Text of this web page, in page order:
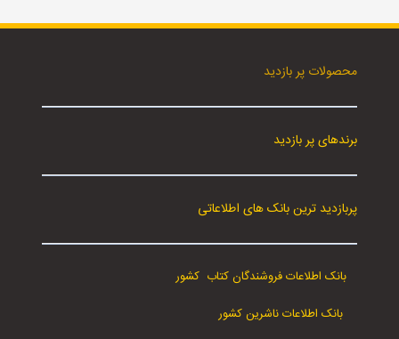
محصولات پر بازدید
برندهای پر بازدید
پربازدید ترین بانک های اطلاعاتی
بانک اطلاعات فروشندگان کتاب کشور
بانک اطلاعات ناشرین کشور